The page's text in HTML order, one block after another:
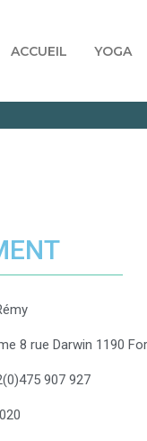
ACCUEIL YOGA
8 rue Darwin 1190
907 927